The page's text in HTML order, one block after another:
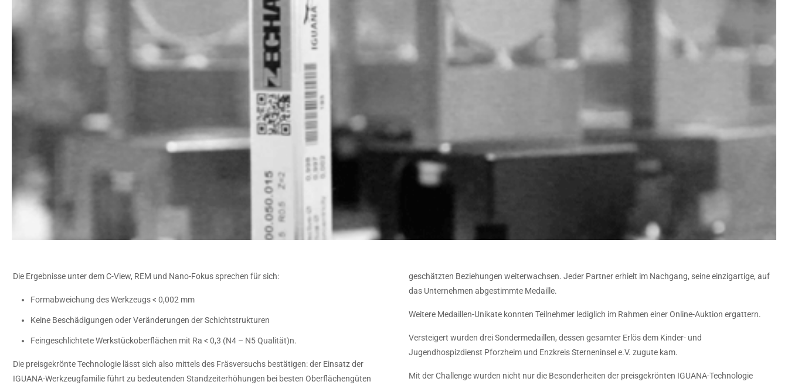
Die Ergebnisse unter dem C-View, REM und Nano-Fokus sprechen für sich:
Formabweichung des Werkzeugs < 0,002 mm
Keine Beschädigungen oder Veränderungen der Schichtstrukturen
Feingeschlichtete Werkstückoberflächen mit Ra < 0,3 (N4 – N5 Qualität)n.
Die preisgekrönte Technologie lässt sich also mittels des Fräsversuchs bestätigen: der Einsatz der
IGUANA-Werkzeugfamilie führt zu bedeutenden Standzeiterhöhungen bei besten Oberflächengüten
geschätzten Beziehungen weiterwachsen. Jeder Partner erhielt im Nachgang, seine einzigartige, auf
das Unternehmen abgestimmte Medaille.
Weitere Medaillen-Unikate konnten Teilnehmer lediglich im Rahmen einer Online-Auktion ergattern.
Versteigert wurden drei Sondermedaillen, dessen gesamter Erlös dem Kinder- und
Jugendhospizdienst Pforzheim und Enzkreis Sterneninsel e.V. zugute kam.
Mit der Challenge wurden nicht nur die Besonderheiten der preisgekrönten IGUANA-Technologie